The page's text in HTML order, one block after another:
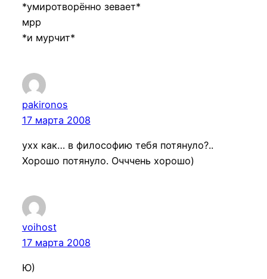
*умиротворённо зевает*
мрр
*и мурчит*
pakironos
17 марта 2008
ухх как… в философию тебя потянуло?..
Хорошо потянуло. Очччень хорошо)
voihost
17 марта 2008
Ю)